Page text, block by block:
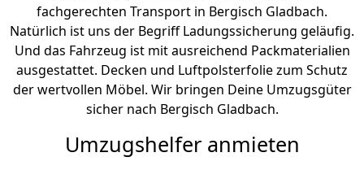
fachgerechten Transport in Bergisch Gladbach.
Natürlich ist uns der Begriff Ladungssicherung geläufig.
Und das Fahrzeug ist mit ausreichend Packmaterialien
ausgestattet. Decken und Luftpolsterfolie zum Schutz
der wertvollen Möbel. Wir bringen Deine Umzugsgüter
sicher nach Bergisch Gladbach.
Umzugshelfer anmieten